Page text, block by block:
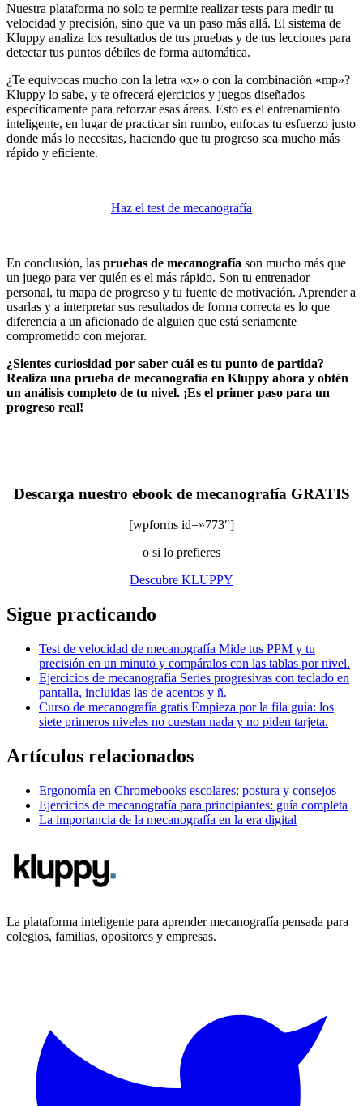
Nuestra plataforma no solo te permite realizar tests para medir tu
velocidad y precisión, sino que va un paso más allá. El sistema de
Kluppy analiza los resultados de tus pruebas y de tus lecciones para
detectar tus puntos débiles de forma automática.
¿Te equivocas mucho con la letra «x» o con la combinación «mp»?
Kluppy lo sabe, y te ofrecerá ejercicios y juegos diseñados
específicamente para reforzar esas áreas. Esto es el entrenamiento
inteligente, en lugar de practicar sin rumbo, enfocas tu esfuerzo justo
donde más lo necesitas, haciendo que tu progreso sea mucho más
rápido y eficiente.
Haz el test de mecanografía
En conclusión, las pruebas de mecanografía son mucho más que
un juego para ver quién es el más rápido. Son tu entrenador
personal, tu mapa de progreso y tu fuente de motivación. Aprender a
usarlas y a interpretar sus resultados de forma correcta es lo que
diferencia a un aficionado de alguien que está seriamente
comprometido con mejorar.
¿Sientes curiosidad por saber cuál es tu punto de partida?
Realiza una prueba de mecanografía en Kluppy ahora y obtén
un análisis completo de tu nivel. ¡Es el primer paso para un
progreso real!
Descarga nuestro ebook de mecanografía GRATIS
[wpforms id=»773″]
o si lo prefieres
Descubre KLUPPY
Sigue practicando
Test de velocidad de mecanografía Mide tus PPM y tu
precisión en un minuto y compáralos con las tablas por nivel.
Ejercicios de mecanografía Series progresivas con teclado en
pantalla, incluidas las de acentos y ñ.
Curso de mecanografía gratis Empieza por la fila guía: los
siete primeros niveles no cuestan nada y no piden tarjeta.
Artículos relacionados
Ergonomía en Chromebooks escolares: postura y consejos
Ejercicios de mecanografía para principiantes: guía completa
La importancia de la mecanografía en la era digital
La plataforma inteligente para aprender mecanografía pensada para
colegios, familias, opositores y empresas.